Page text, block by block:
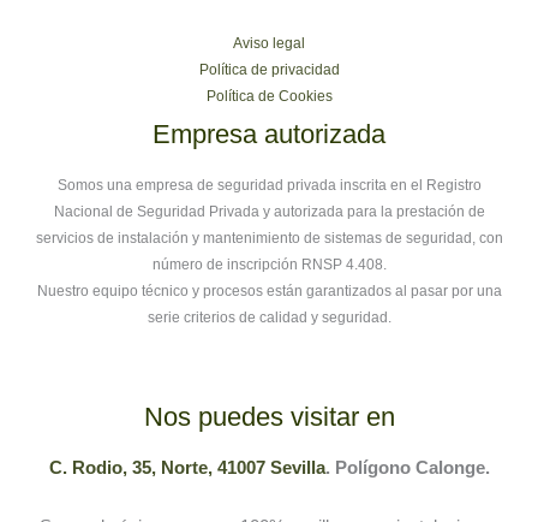
Aviso legal
Política de privacidad
Política de Cookies
Empresa autorizada
Somos una empresa de seguridad privada inscrita en el Registro
Nacional de Seguridad Privada y autorizada para la prestación de
servicios de instalación y mantenimiento de sistemas de seguridad, con
número de inscripción RNSP 4.408.
Nuestro equipo técnico y procesos están garantizados al pasar por una
serie criterios de calidad y seguridad.
Nos puedes visitar en
C. Rodio, 35, Norte, 41007 Sevilla. Polígono Calonge.